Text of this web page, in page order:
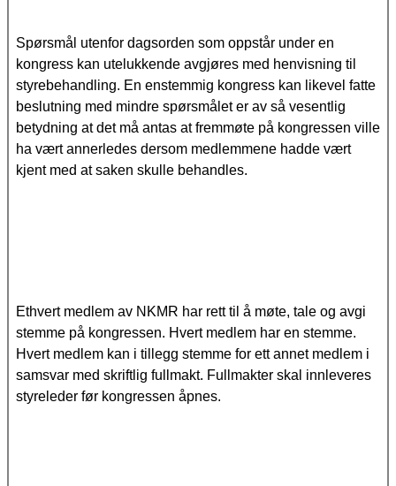
Spørsmål utenfor dagsorden som oppstår under en
kongress kan utelukkende avgjøres med henvisning til
styrebehandling. En enstemmig kongress kan likevel fatte
beslutning med mindre spørsmålet er av så vesentlig
betydning at det må antas at fremmøte på kongressen ville
ha vært annerledes dersom medlemmene hadde vært
kjent med at saken skulle behandles.
Ethvert medlem av NKMR har rett til å møte, tale og avgi
stemme på kongressen. Hvert medlem har en stemme.
Hvert medlem kan i tillegg stemme for ett annet medlem i
samsvar med skriftlig fullmakt. Fullmakter skal innleveres
styreleder før kongressen åpnes.